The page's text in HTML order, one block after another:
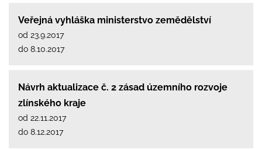
Veřejná vyhláška ministerstvo zemědělství
od 23.9.2017
do 8.10.2017
Návrh aktualizace č. 2 zásad územního rozvoje
zlínského kraje
od 22.11.2017
do 8.12.2017